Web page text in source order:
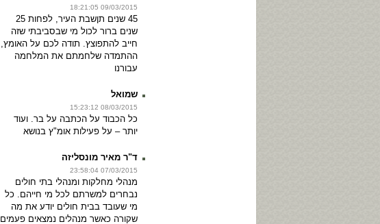
09/03/2015 18:21:05
45 שנים תןשבת העיר, לפחות 25
שנים ברור לכול מי שבסביבתי שזה
חייב להתפוצץ. תודה לכם על האומץ,
ההתמדה שלחמתם את המלחמה
עבורנו
שמואל
08/03/2015 15:23:12
כל הכבוד על הכתבה על בר. ועוד
יותר – על פעילות אומ"ץ בנושא
ד"ר מאיר מונסליזה
07/03/2015 23:58:04
מנהלי מחלקות ומנהלי בתי חולים
נבחרים למשרתם לכל מי חייהם. כל
מי שעובד בבית חולים יודע את מה
שקורה כאשר מנהלים נמצאים פעמים